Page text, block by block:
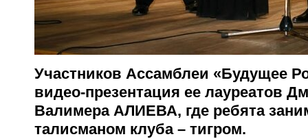
Участников Ассамблеи «Будущее
видео-презентация ее лауреатов
Валимера АЛИЕВА, где ребята
талисманом клуба – тигром.